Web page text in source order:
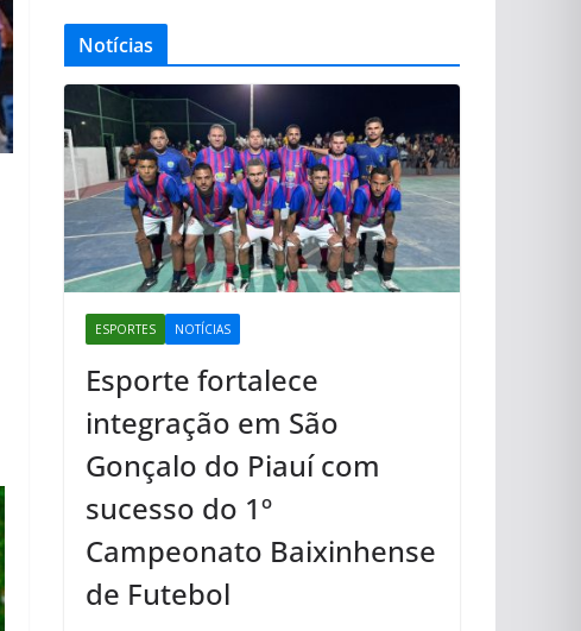
Notícias
ESPORTES NOTÍCIAS
Esporte fortalece
integração em São
Gonçalo do Piauí com
sucesso do 1º
Campeonato Baixinhense
de Futebol